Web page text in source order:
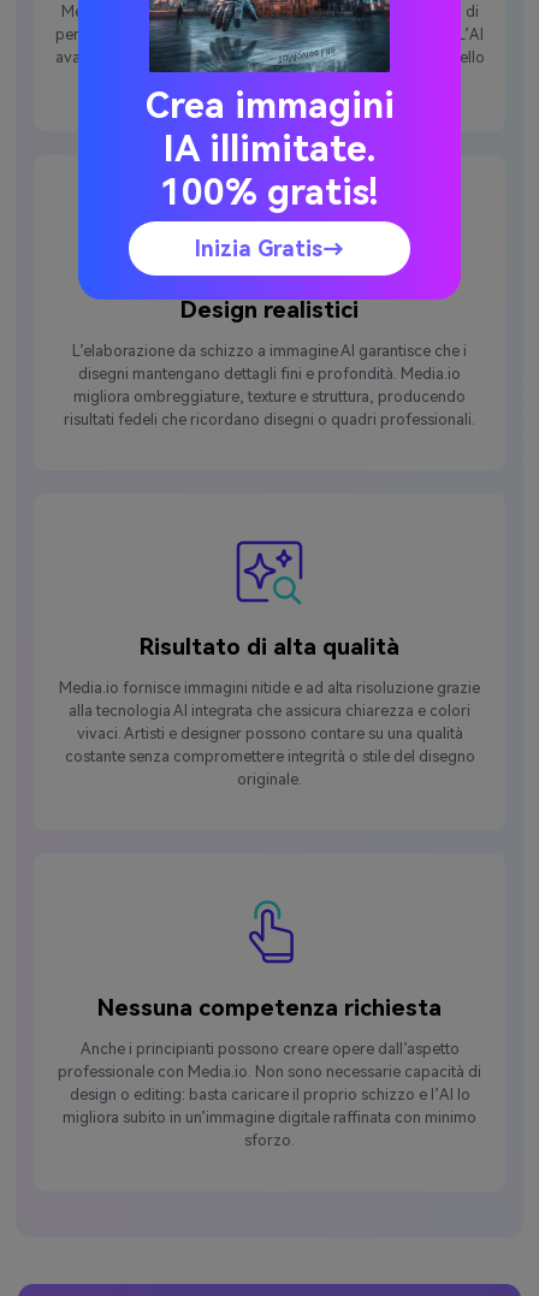
Media.io offre diversi stili artistici, permettendo agli utenti di
personalizzare la trasformazione da schizzo a immagine. L’AI
avanzata migliora il tuo lavoro con effetti realistici, acquerello
Design realistici
L’elaborazione da schizzo a immagine AI garantisce che i
disegni mantengano dettagli fini e profondità. Media.io
migliora ombreggiature, texture e struttura, producendo
risultati fedeli che ricordano disegni o quadri professionali.
Risultato di alta qualità
Media.io fornisce immagini nitide e ad alta risoluzione grazie
alla tecnologia AI integrata che assicura chiarezza e colori
vivaci. Artisti e designer possono contare su una qualità
costante senza compromettere integrità o stile del disegno
originale.
Nessuna competenza richiesta
Anche i principianti possono creare opere dall’aspetto
professionale con Media.io. Non sono necessarie capacità di
design o editing: basta caricare il proprio schizzo e l’AI lo
migliora subito in un’immagine digitale raffinata con minimo
sforzo.
Crea immagini
IA illimitate.
100% gratis!
Inizia Gratis→